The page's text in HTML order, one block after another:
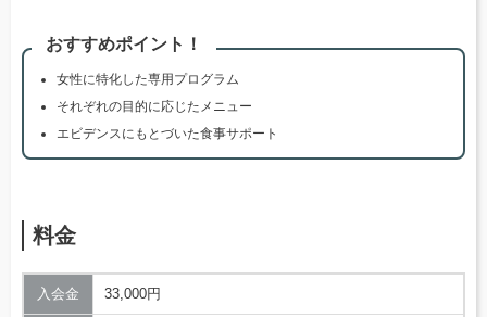
おすすめポイント！
女性に特化した専用プログラム
それぞれの目的に応じたメニュー
エビデンスにもとづいた食事サポート
料金
入会金 33,000円